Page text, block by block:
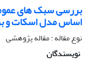
بررسی سبک های
اساس مدل اسکات و
نوع مقاله : مقاله پژوهشی
نویسندگان